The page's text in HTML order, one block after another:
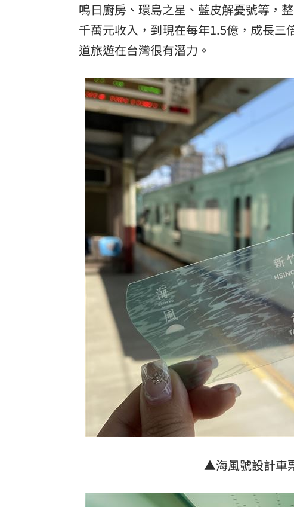
鳴日廚房、環島之星、藍皮解憂號等，
千萬元收入，到現在每年1.5億，成長
道旅遊在台灣很有潛力。
▲海風號設計車